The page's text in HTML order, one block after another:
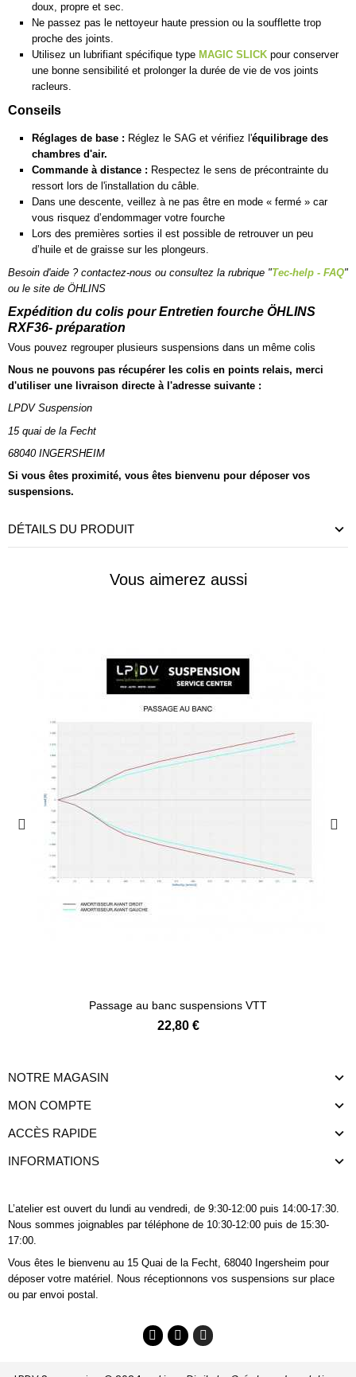
doux, propre et sec.
Ne passez pas le nettoyeur haute pression ou la soufflette trop
proche des joints.
Utilisez un lubrifiant spécifique type MAGIC SLICK pour conserver
une bonne sensibilité et prolonger la durée de vie de vos joints
racleurs.
Conseils
Réglages de base : Réglez le SAG et vérifiez l'équilibrage des
chambres d'air.
Commande à distance : Respectez le sens de précontrainte du
ressort lors de l'installation du câble.
Dans une descente, veillez à ne pas être en mode « fermé » car
vous risquez d’endommager votre fourche
Lors des premières sorties il est possible de retrouver un peu
d’huile et de graisse sur les plongeurs.
Besoin d'aide ? contactez-nous ou consultez la rubrique "Tec-help - FAQ"
ou le site de ÖHLINS
Expédition du colis pour Entretien fourche ÖHLINS
RXF36- préparation
Vous pouvez regrouper plusieurs suspensions dans un même colis
Nous ne pouvons pas récupérer les colis en points relais, merci
d'utiliser une livraison directe à l'adresse suivante :
LPDV Suspension
15 quai de la Fecht
68040 INGERSHEIM
Si vous êtes proximité, vous êtes bienvenu pour déposer vos
suspensions.
DÉTAILS DU PRODUIT
Vous aimerez aussi
Passage au banc suspensions VTT
22,80 €
NOTRE MAGASIN
MON COMPTE
ACCÈS RAPIDE
INFORMATIONS
L’atelier est ouvert du lundi au vendredi, de 9:30-12:00 puis 14:00-17:30.
Nous sommes joignables par téléphone de 10:30-12:00 puis de 15:30-
17:00.
Vous êtes le bienvenu au 15 Quai de la Fecht, 68040 Ingersheim pour
déposer votre matériel. Nous réceptionnons vos suspensions sur place
ou par envoi postal.